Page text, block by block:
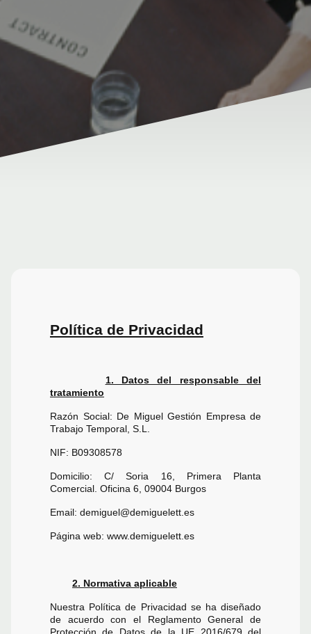
Política de Privacidad
1. Datos del responsable del
tratamiento
Razón Social: De Miguel Gestión Empresa de
Trabajo Temporal, S.L.
NIF: B09308578
Domicilio: C/ Soria 16, Primera Planta
Comercial. Oficina 6, 09004 Burgos
Email: demiguel@demiguelett.es
Página web: www.demiguelett.es
2. Normativa aplicable
Nuestra Política de Privacidad se ha diseñado
de acuerdo con el Reglamento General de